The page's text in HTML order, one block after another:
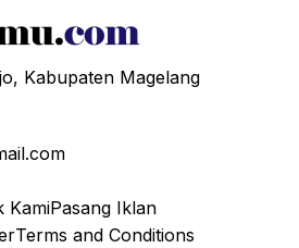
Kabupaten Magelang
KamiPasang Iklan
Terms and Conditions